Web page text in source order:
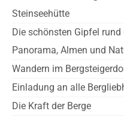
Steinseehütte
Die schönsten Gipfel
Panorama, Almen und
Wandern im
Einladung an alle
Die Kraft der Berge